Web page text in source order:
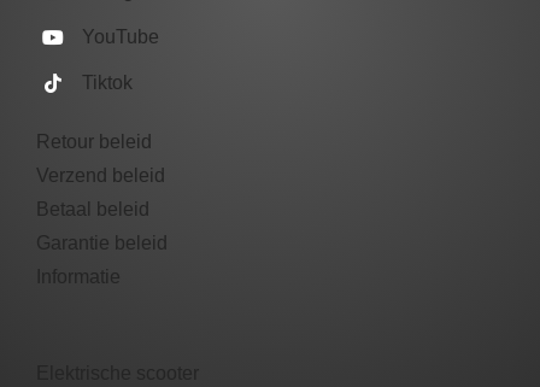
YouTube
Tiktok
Retour beleid
Verzend beleid
Betaal beleid
Garantie beleid​
Informatie